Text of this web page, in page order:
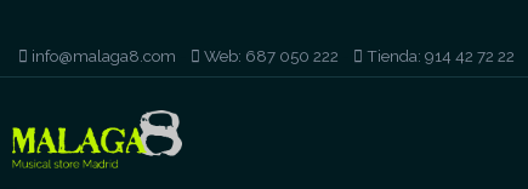
info@malaga8.com Web: 687 050 222 Tienda: 914 42 72 22